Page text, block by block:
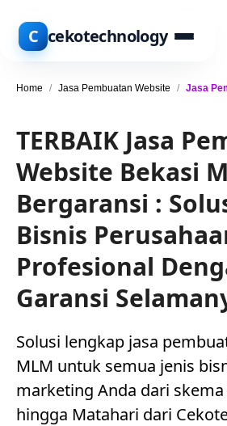
C cekotechnology
Home / Jasa Pembuatan Website / Jasa
TERBAIK Jasa
Website Bekasi
Bergaransi :
Bisnis
Profesional
Garansi
Solusi lengkap jasa
MLM untuk semua jenis
marketing Anda dari skema
hingga Matahari dari